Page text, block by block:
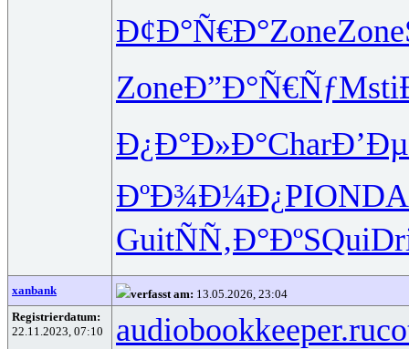
Ð¢Ð°Ñ€Ð°ZoneZone
ZoneÐ”Ð°Ñ€ÑƒMsti
Ð¿Ð°Ð»Ð°Char
ÐºÐ¾Ð¼Ð¿PION
GuitÑÑ‚Ð°ÐºSQui
xanbank verfasst am: 13.05.2026, 23:04
Registrierdatum:
22.11.2023, 07:10
audiobookkeeper.ru